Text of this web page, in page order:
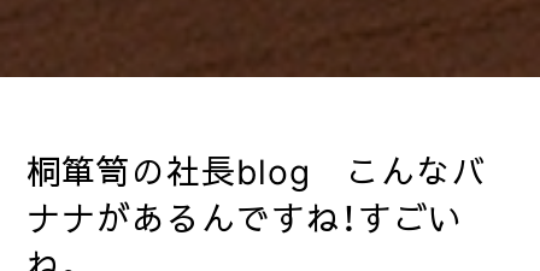
桐箪笥の社長blog こんなバ
ナナがあるんですね！すごい